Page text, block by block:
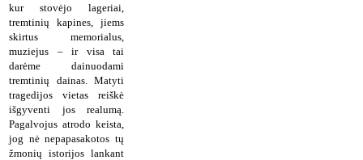
kur stovėjo lageriai,
tremtinių kapines, jiems
skirtus memorialus,
muziejus – ir visa tai
darėme dainuodami
tremtinių dainas. Matyti
tragedijos vietas reiškė
išgyventi jos realumą.
Pagalvojus atrodo keista,
jog nė nepapasakotos tų
žmonių istorijos lankant